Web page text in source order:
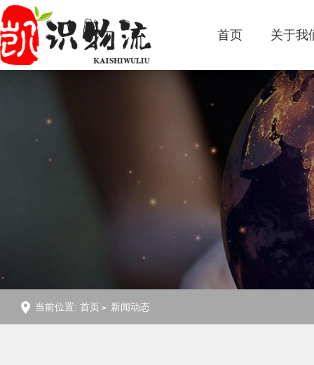
首页 关于我
当前位置: 首页 新闻动态